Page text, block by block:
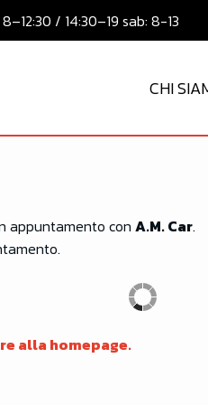
/ 14:30–19 sab: 8-13
CHI
appuntamento con A.M. Car.
alla homepage.